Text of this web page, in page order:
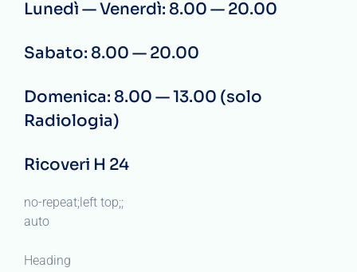
Lunedì — Venerdì: 8.00 — 20.00
Sabato: 8.00 — 20.00
Domenica: 8.00 — 13.00 (solo
Radiologia)
Ricoveri H 24
no-repeat;left top;;
auto
Heading